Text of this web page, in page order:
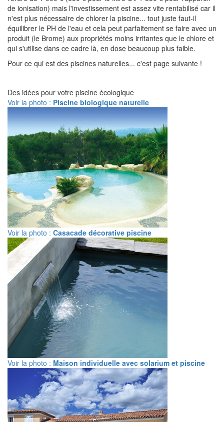
de ionisation) mais l'investissement est assez vite rentabilisé car il
n'est plus nécessaire de chlorer la piscine... tout juste faut-il
équilibrer le PH de l'eau et cela peut parfaitement se faire avec un
produit (le Brome) aux propriétés moins irritantes que le chlore et
qui s'utilise dans ce cadre là, en dose beaucoup plus faible.
Pour ce qui est des piscines naturelles... c'est page suivante !
Des idées pour votre piscine écologique
Voir la photo : Piscine biologique naturelle
Voir la photo : Casacade décorative piscine
Voir la photo : Maison individuelle avec solarium et piscine